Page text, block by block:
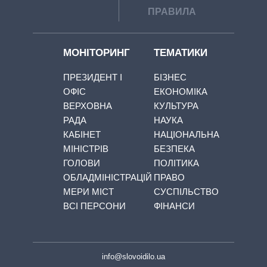
ПРАВИЛА
МОНІТОРИНГ
ПРЕЗИДЕНТ І
ОФІС
ВЕРХОВНА
РАДА
КАБІНЕТ
МІНІСТРІВ
ГОЛОВИ
ОБЛАДМІНІСТРАЦІЙ
МЕРИ МІСТ
ВСІ ПЕРСОНИ
ТЕМАТИКИ
БІЗНЕС
ЕКОНОМІКА
КУЛЬТУРА
НАУКА
НАЦІОНАЛЬНА
БЕЗПЕКА
ПОЛІТИКА
ПРАВО
СУСПІЛЬСТВО
ФІНАНСИ
info@slovoidilo.ua